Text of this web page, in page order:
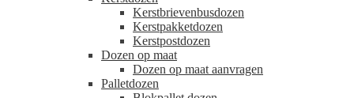
Kerstbrievenbusdozen
Kerstpakketdozen
Kerstpostdozen
Dozen op maat
Dozen op maat aanvragen
Palletdozen